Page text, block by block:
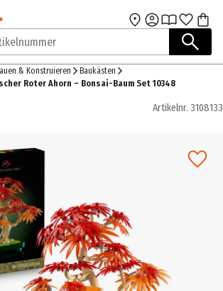
Zum Hauptinhalt
& Konstruieren
Baukästen
Roter Ahorn – Bonsai-Baum Set 10348
Artikelnr. 3108133